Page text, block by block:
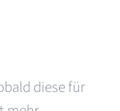
diese für